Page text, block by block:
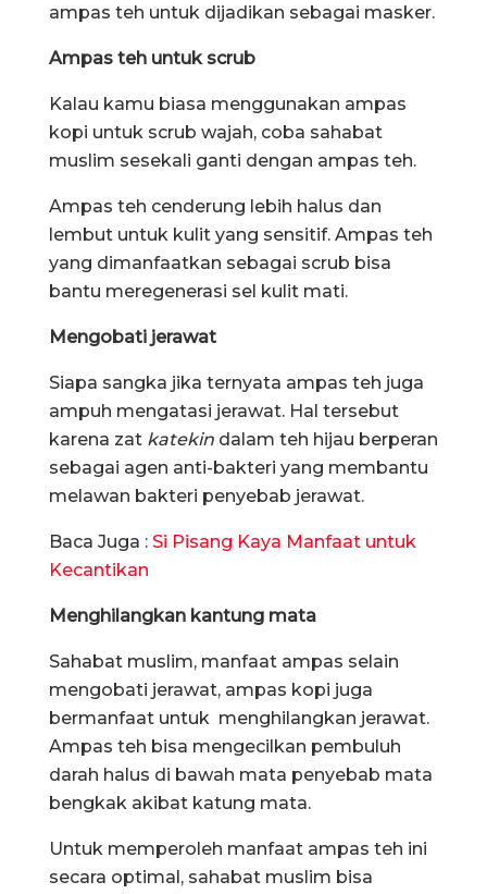
ampas teh untuk dijadikan sebagai masker.
Ampas teh untuk scrub
Kalau kamu biasa menggunakan ampas
kopi untuk scrub wajah, coba sahabat
muslim sesekali ganti dengan ampas teh.
Ampas teh cenderung lebih halus dan
lembut untuk kulit yang sensitif. Ampas teh
yang dimanfaatkan sebagai scrub bisa
bantu meregenerasi sel kulit mati.
Mengobati jerawat
Siapa sangka jika ternyata ampas teh juga
ampuh mengatasi jerawat. Hal tersebut
karena zat katekin dalam teh hijau berperan
sebagai agen anti-bakteri yang membantu
melawan bakteri penyebab jerawat.
Baca Juga : Si Pisang Kaya Manfaat untuk
Kecantikan
Menghilangkan kantung mata
Sahabat muslim, manfaat ampas selain
mengobati jerawat, ampas kopi juga
bermanfaat untuk menghilangkan jerawat.
Ampas teh bisa mengecilkan pembuluh
darah halus di bawah mata penyebab mata
bengkak akibat katung mata.
Untuk memperoleh manfaat ampas teh ini
secara optimal, sahabat muslim bisa